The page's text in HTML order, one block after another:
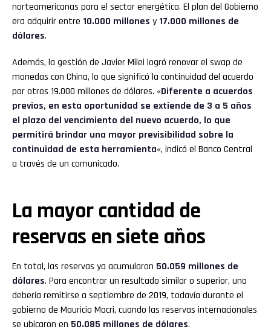
norteamericanas para el sector energético. El plan del Gobierno
era adquirir entre 10.000 millones y 17.000 millones de
dólares.
Además, la gestión de Javier Milei logró renovar el swap de
monedas con China, lo que significó la continuidad del acuerdo
por otros 19.000 millones de dólares. «Diferente a acuerdos
previos, en esta oportunidad se extiende de 3 a 5 años
el plazo del vencimiento del nuevo acuerdo, lo que
permitirá brindar una mayor previsibilidad sobre la
continuidad de esta herramienta«, indicó el Banco Central
a través de un comunicado.
La mayor cantidad de
reservas en siete años
En total, las reservas ya acumularon 50.059 millones de
dólares. Para encontrar un resultado similar o superior, uno
debería remitirse a septiembre de 2019, todavía durante el
gobierno de Mauricio Macri, cuando las reservas internacionales
se ubicaron en 50.085 millones de dólares.